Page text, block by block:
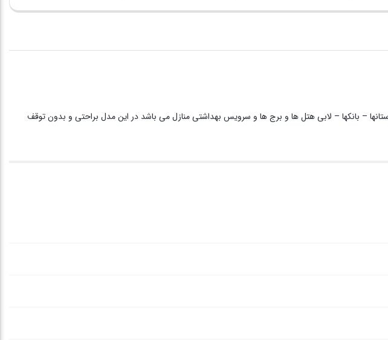
– بیمارستانها – بانکها – لابی هتل ها و برج ها و سرویس بهداشتی منازل می باشد در این مدل براحتی و بدون توقف